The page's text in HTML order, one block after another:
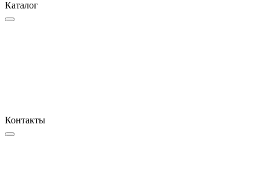
Каталог
Контакты